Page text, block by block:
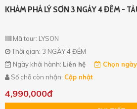
KHÁM PHÁ LÝ SƠN 3 NGÀY 4 ĐÊM -
Mã tour: LYSON
Thời gian: 3 NGÀY 4 ĐÊM
Ngày khởi hành: Liên hệ
Chọn
Số chỗ còn nhận: Cập nhật
4,990,000đ